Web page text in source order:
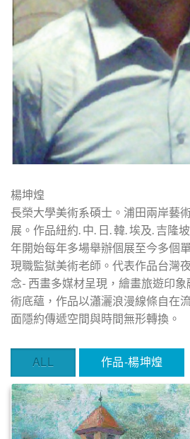
楊坤煌
長榮大學美術系碩士。浦田兩岸藝
展。作品紐約. 中. 日. 韓. 埃及. 吉隆
年開始每年多場舉辦個展至今多個
現職監獄美術老師。代表作品台灣
念- 西畫多媒材呈現，繪畫旅遊印
術底蘊，作品以瀟灑浪漫線條自在
面隱約傳遞空間與時間無形轉換。
ALL 作品-楊坤煌